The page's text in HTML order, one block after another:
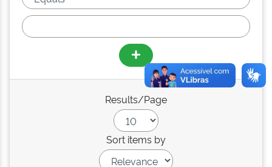
Results/Page
Sort items by